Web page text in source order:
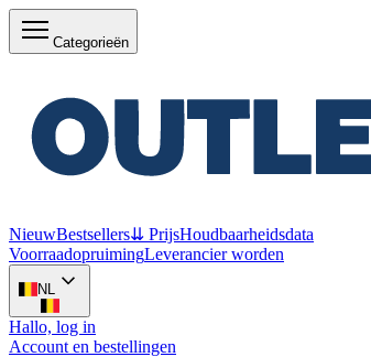
Categorieën
NieuwBestsellers⇊ PrijsHoudbaarheidsdata
VoorraadopruimingLeverancier worden
NL
Hallo, log in
Account en bestellingen